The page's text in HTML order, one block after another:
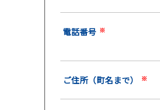
電話番号 ※
ご住所（町名まで） ※